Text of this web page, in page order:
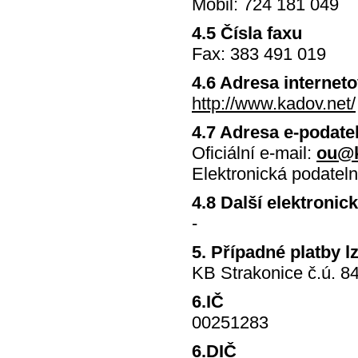
Mobil: 724 181 049
4.5 Čísla faxu
Fax: 383 491 019
4.6 Adresa
http://www.kadov.net/
4.7 Adresa e-
Oficiální e-mail:
Elektronická
4.8 Další
-
5. Případné platby
KB Strakonice č.ú.
6.IČ
00251283
6.DIČ